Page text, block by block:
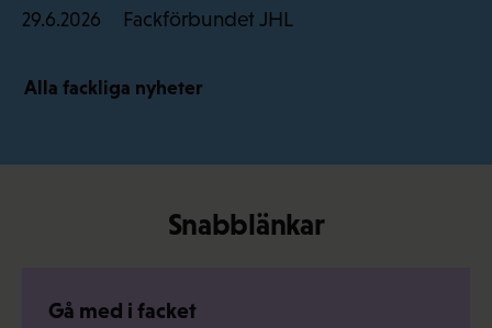
29.6.2026 Fackförbundet JHL
Alla fackliga nyheter
Snabblänkar
Gå med i facket